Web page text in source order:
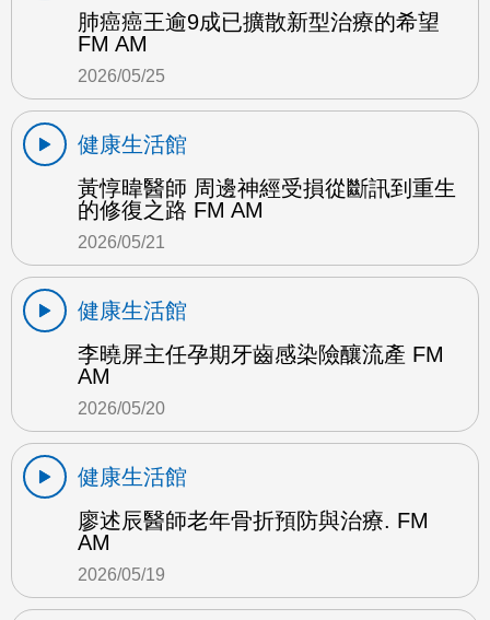
肺癌癌王逾9成已擴散新型治療的希望
FM AM
2026/05/25
健康生活館
黃惇暐醫師 周邊神經受損從斷訊到重生
的修復之路 FM AM
2026/05/21
健康生活館
李曉屏主任孕期牙齒感染險釀流產 FM
AM
2026/05/20
健康生活館
廖述辰醫師老年骨折預防與治療. FM
AM
2026/05/19